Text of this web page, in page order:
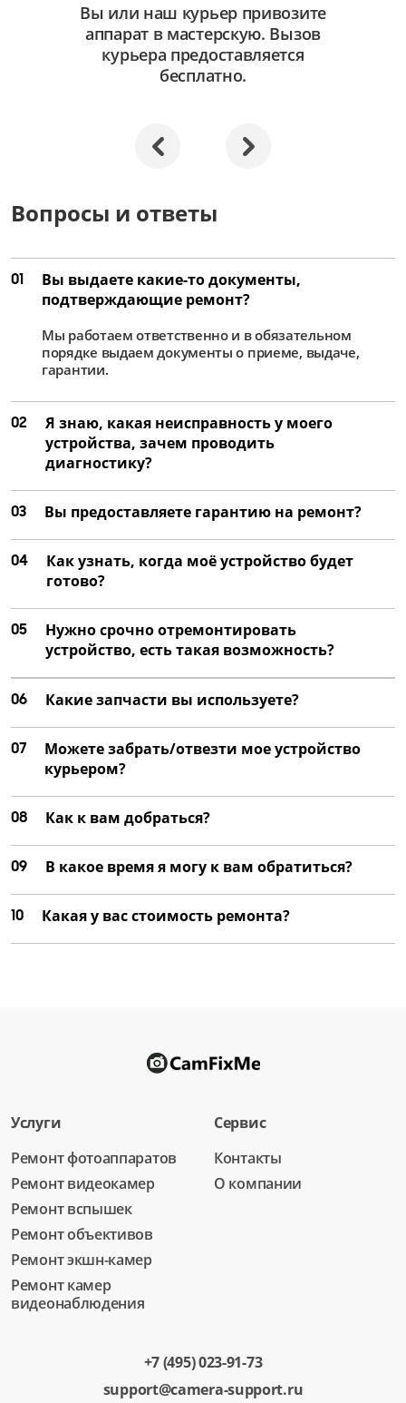
Вы или наш курьер привозите
аппарат в мастерскую. Вызов
курьера предоставляется
бесплатно.
Вопросы и ответы
01
Вы выдаете какие-то документы,
подтверждающие ремонт?
Мы работаем ответственно и в обязательном
порядке выдаем документы о приеме, выдаче,
гарантии.
02
Я знаю, какая неисправность у моего
устройства, зачем проводить
диагностику?
03 Вы предоставляете гарантию на ремонт?
04
Как узнать, когда моё устройство будет
готово?
05
Нужно срочно отремонтировать
устройство, есть такая возможность?
06 Какие запчасти вы используете?
07
Можете забрать/отвезти мое устройство
курьером?
08 Как к вам добраться?
09 В какое время я могу к вам обратиться?
10 Какая у вас стоимость ремонта?
Услуги
Ремонт фотоаппаратов
Ремонт видеокамер
Ремонт вспышек
Ремонт объективов
Ремонт экшн-камер
Ремонт камер
видеонаблюдения
Сервис
Контакты
О компании
+7 (495) 023-91-73
support@camera-support.ru